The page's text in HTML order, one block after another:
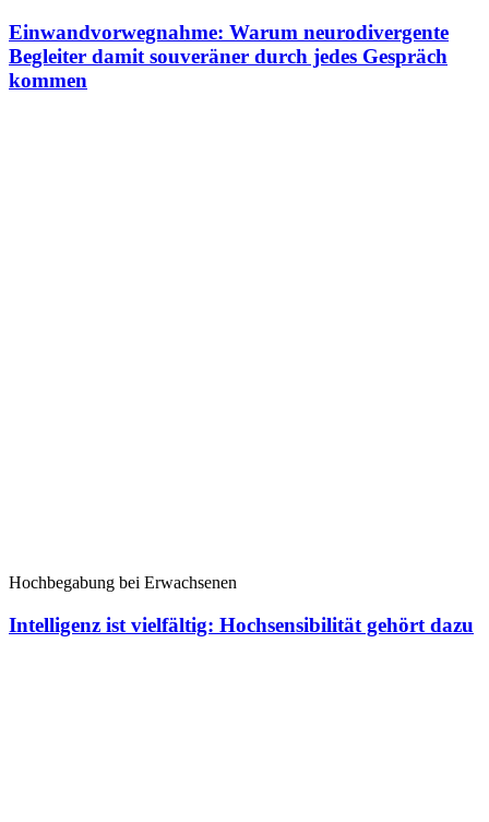
Einwandvorwegnahme: Warum neurodivergente
Begleiter damit souveräner durch jedes Gespräch
kommen
Hochbegabung bei Erwachsenen
Intelligenz ist vielfältig: Hochsensibilität gehört dazu